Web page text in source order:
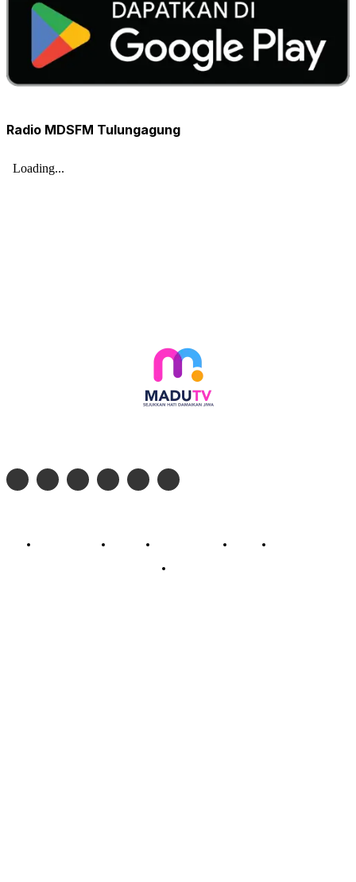
Radio MDSFM Tulungagung
Profil Madu TV Redaksi Pedoman Siber Kontak